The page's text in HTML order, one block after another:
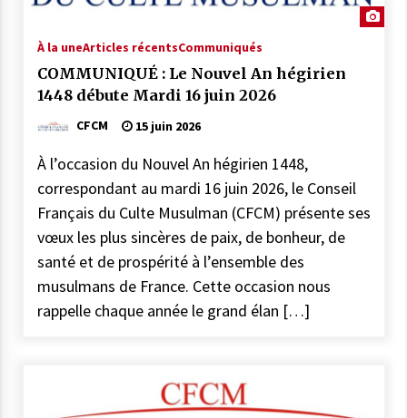
GARDE CONTRE
SONDAGES SUR LES MUSULMANS DE
FRANCE
20 novembre 2025
COMMUNIQUÉ : Médiocrité et
désinformation de Florence
Bergeaud-Blackler et autres pseudo –
COMMUNIQUÉ : Succession de
sanctions administratives ciblant des
institutions musulmanes : le CFCM
alerte sur les risques et préjudices
6 juillet 2025
COMMUNIQUÉ : « Frères Musulmans,
voile… » Le CFCM salue les appels à
COMMUNIQUÉ CFCM : Vendredi 6 juin
2025 est le premier jour de l’aïd El Adha
À la uneArticles récentsCommuniqués
COMMUNIQUÉ : Le Nouvel An hégirien
1448 débute Mardi 16 juin 2026
CFCM 15 juin 2026
À l’occasion du Nouvel An hégirien 1448,
correspondant au mardi 16 juin 2026, le Conseil
Français du Culte Musulman (CFCM) présente ses
vœux les plus sincères de paix, de bonheur, de
santé et de prospérité à l’ensemble des
musulmans de France. Cette occasion nous
rappelle chaque année le grand élan […]